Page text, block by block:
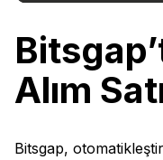
Alım
Bitsgap,